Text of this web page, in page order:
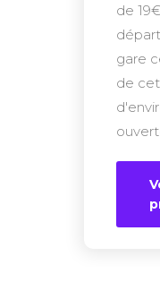
de
gare
de